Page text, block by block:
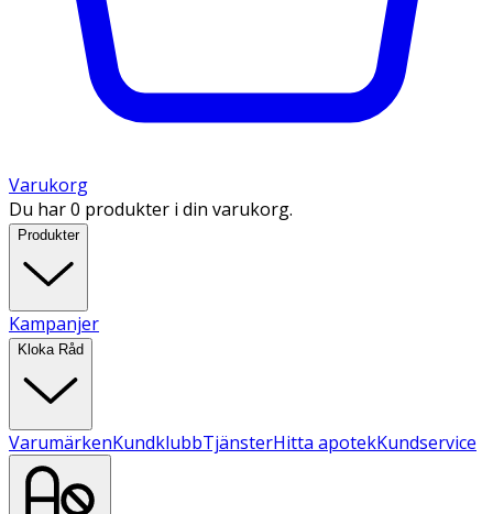
Varukorg
Du har 0 produkter i din varukorg.
Produkter
Kampanjer
Kloka Råd
VarumärkenKundklubbTjänsterHitta apotekKundservice